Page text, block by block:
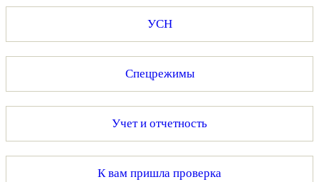
УСН
Спецрежимы
Учет и отчетность
К вам пришла проверка